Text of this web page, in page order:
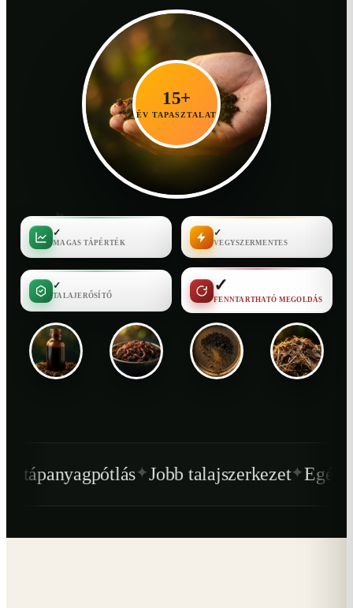
15+
ÉV TAPASZTALAT
✓
MAGAS TÁPÉRTÉK
✓
VEGYSZERMENTES
✓
TALAJERŐSÍTŐ
✓
FENNTARTHATÓ MEGOLDÁS
✦Jobb talajszerkezet✦Egészségesebb